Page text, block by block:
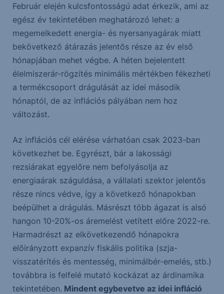
Február elején kulcsfontosságú adat érkezik, ami az
egész év tekintetében meghatározó lehet: a
megemelkedett energia- és nyersanyagárak miatt
bekövetkező átárazás jelentős része az év első
hónapjában mehet végbe. A héten bejelentett
élelmiszerár-rögzítés minimális mértékben fékezheti
a termékcsoport drágulását az idei második
hónaptól, de az inflációs pályában nem hoz
változást.
Az inflációs cél elérése várhatóan csak 2023-ban
következhet be. Egyrészt, bár a lakossági
rezsiárakat egyelőre nem befolyásolja az
energiaárak száguldása, a vállalati szektor jelentős
része nincs védve, így a következő hónapokban
beépülhet a drágulás. Másrészt több ágazat is alsó
hangon 10-20%-os áremelést vetített előre 2022-re.
Harmadrészt az elkövetkezendő hónapokra
előirányzott expanzív fiskális politika (szja-
visszatérítés és mentesség, minimálbér-emelés, stb.)
továbbra is felfelé mutató kockázat az árdinamika
tekintetében. Mindent egybevetve az idei infláció